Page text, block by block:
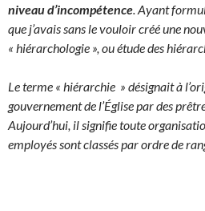
niveau d’incompétence Ayant
que j’avais sans le vouloir créé une
« hiérarchologie », ou étude des
Le terme « hiérarchie » désignait à
gouvernement de l’Église par des
Aujourd’hui, il signifie toute
employés sont classés par ordre de